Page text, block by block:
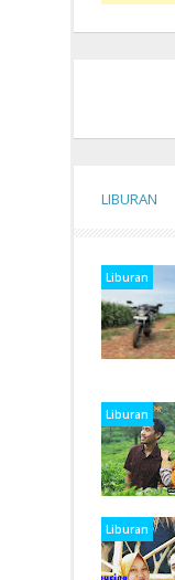
LIBURAN
Liburan
Liburan
Liburan